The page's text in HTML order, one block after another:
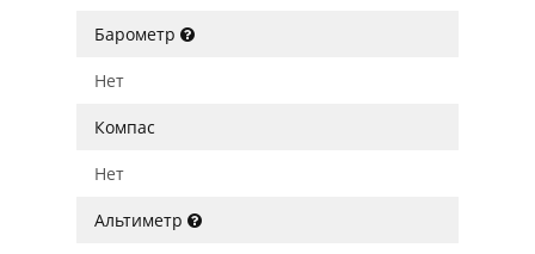
Барометр
Нет
Компас
Нет
Альтиметр